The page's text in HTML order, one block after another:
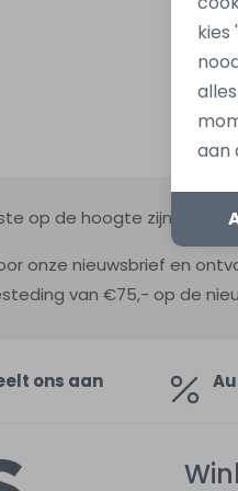
op de hoogte zijn?
onze nieuwsbrief en
van €75,- op de
ons aan
kies
aan